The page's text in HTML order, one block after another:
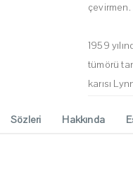
çevirmen.
1959
tümörü
karısı
Sözleri Hakkında